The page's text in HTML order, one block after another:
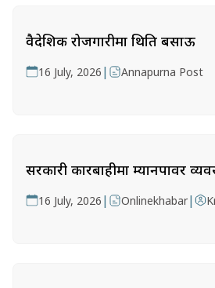
वैदेशिक रोजगारीमा थिति बसाऊ
16 July, 2026 | Annapurna Post
सरकारी कारबाहीमा म्यानपावर
16 July, 2026 | Onlinekhabar|